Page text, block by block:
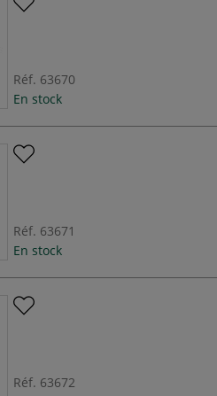
Réf. 63670
En stock
Réf. 63671
En stock
Réf. 63672